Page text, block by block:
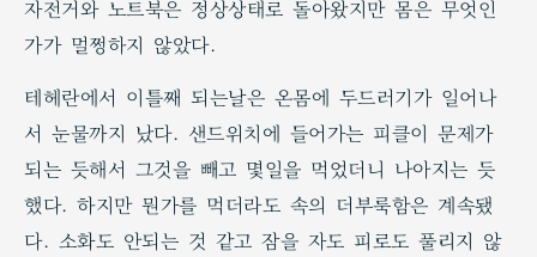
자전거와 노트북은 정상상태로 돌아왔지만 몸은 무엇인
가가 멀쩡하지 않았다.
테헤란에서 이틀째 되는날은 온몸에 두드러기가 일어나
서 눈물까지 났다. 샌드위치에 들어가는 피클이 문제가
되는 듯해서 그것을 빼고 몇일을 먹었더니 나아지는 듯
했다. 하지만 뭔가를 먹더라도 속의 더부룩함은 계속됐
다. 소화도 안되는 것 같고 잠을 자도 피로도 풀리지 않